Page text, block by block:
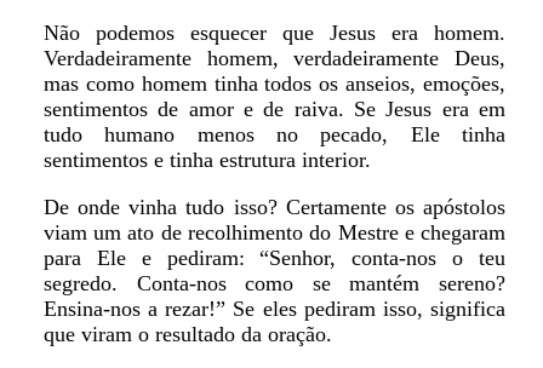
Não podemos esquecer que Jesus era homem.
Verdadeiramente homem, verdadeiramente Deus,
mas como homem tinha todos os anseios, emoções,
sentimentos de amor e de raiva. Se Jesus era em
tudo humano menos no pecado, Ele tinha
sentimentos e tinha estrutura interior.
De onde vinha tudo isso? Certamente os apóstolos
viam um ato de recolhimento do Mestre e chegaram
para Ele e pediram: “Senhor, conta-nos o teu
segredo. Conta-nos como se mantém sereno?
Ensina-nos a rezar!” Se eles pediram isso, significa
que viram o resultado da oração.